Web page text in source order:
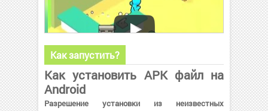
Как запустить?
Как установить APK файл на
Android
Разрешение установки из неизвестных